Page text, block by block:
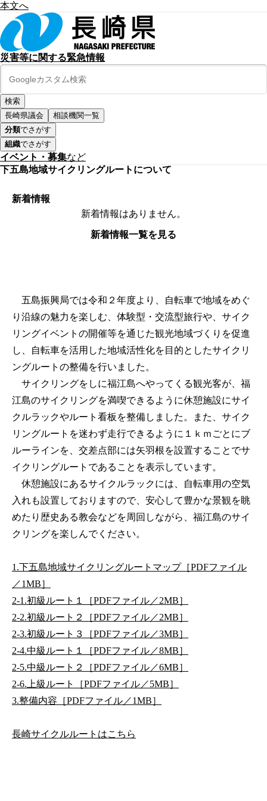
本文へ
災害等に関する緊急情報
長崎県議会
相談機関一覧
分類でさがす
組織でさがす
イベント・募集など
下五島地域サイクリングルートについて
新着情報
新着情報はありません。
新着情報一覧を見る
五島振興局では令和２年度より、自転車で地域をめぐ
り沿線の魅力を楽しむ、体験型・交流型旅行や、サイク
リングイベントの開催等を通じた観光地域づくりを促進
し、自転車を活用した地域活性化を目的としたサイクリ
ングルートの整備を行いました。
サイクリングをしに福江島へやってくる観光客が、福
江島のサイクリングを満喫できるように休憩施設にサイ
クルラックやルート看板を整備しました。また、サイク
リングルートを迷わず走行できるように１ｋｍごとにブ
ルーラインを、交差点部には矢羽根を設置することでサ
イクリングルートであることを表示しています。
休憩施設にあるサイクルラックには、自転車用の空気
入れも設置しておりますので、安心して豊かな景観を眺
めたり歴史ある教会などを周回しながら、福江島のサイ
クリングを楽しんでください。
1.下五島地域サイクリングルートマップ［PDFファイル
／1MB］
2-1.初級ルート１［PDFファイル／2MB］
2-2.初級ルート２［PDFファイル／2MB］
2-3.初級ルート３［PDFファイル／3MB］
2-4.中級ルート１［PDFファイル／8MB］
2-5.中級ルート２［PDFファイル／6MB］
2-6.上級ルート［PDFファイル／5MB］
3.整備内容［PDFファイル／1MB］
長崎サイクルルートはこちら